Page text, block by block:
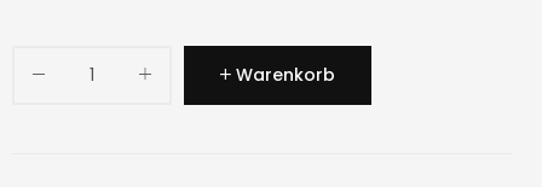
Warenkorb